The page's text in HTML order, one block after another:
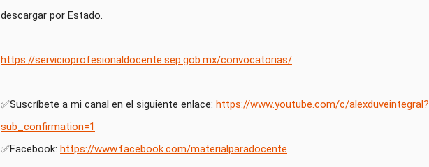
descargar por Estado.
https://servicioprofesionaldocente.sep.gob.mx/convocatorias/
✅Suscríbete a mi canal en el siguiente enlace: https://www.youtube.com/c/alexduveintegral?
sub_confirmation=1
✅Facebook: https://www.facebook.com/materialparadocente